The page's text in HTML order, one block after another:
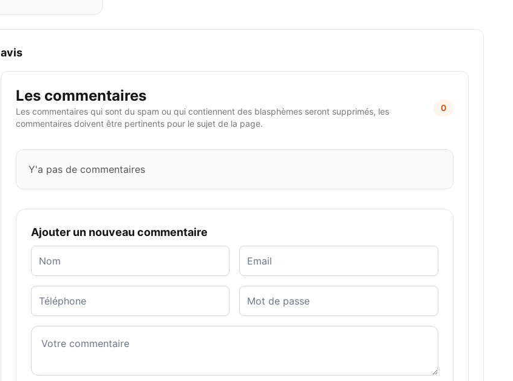
avis
Les commentaires
Les commentaires qui sont du spam ou qui contiennent des blasphèmes seront supprimés, les
commentaires doivent être pertinents pour le sujet de la page.
0
Y'a pas de commentaires
Ajouter un nouveau commentaire